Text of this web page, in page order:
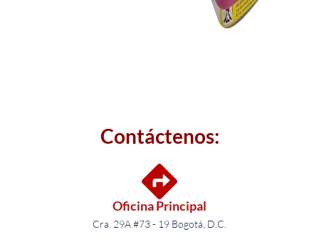
Contáctenos:
Oficina Principal
Cra. 29A #73 - 19 Bogotá, D.C.